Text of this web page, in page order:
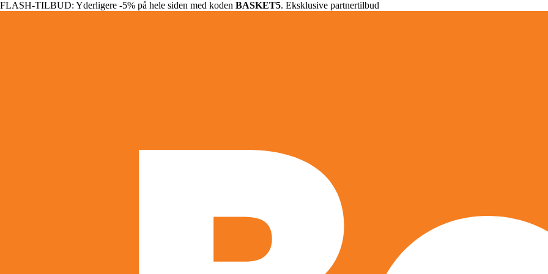
FLASH-TILBUD: Yderligere -5% på hele siden med koden BASKET5. Eksklusive partnertilbud